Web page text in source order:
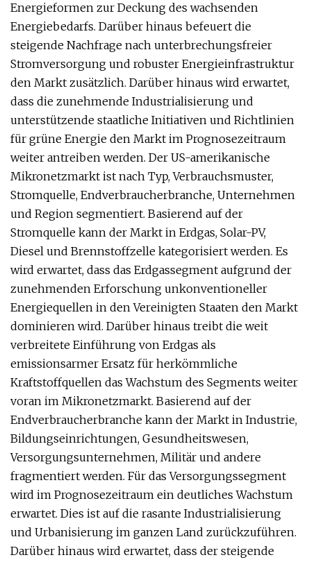
Energieformen zur Deckung des wachsenden
Energiebedarfs. Darüber hinaus befeuert die
steigende Nachfrage nach unterbrechungsfreier
Stromversorgung und robuster Energieinfrastruktur
den Markt zusätzlich. Darüber hinaus wird erwartet,
dass die zunehmende Industrialisierung und
unterstützende staatliche Initiativen und Richtlinien
für grüne Energie den Markt im Prognosezeitraum
weiter antreiben werden. Der US-amerikanische
Mikronetzmarkt ist nach Typ, Verbrauchsmuster,
Stromquelle, Endverbraucherbranche, Unternehmen
und Region segmentiert. Basierend auf der
Stromquelle kann der Markt in Erdgas, Solar-PV,
Diesel und Brennstoffzelle kategorisiert werden. Es
wird erwartet, dass das Erdgassegment aufgrund der
zunehmenden Erforschung unkonventioneller
Energiequellen in den Vereinigten Staaten den Markt
dominieren wird. Darüber hinaus treibt die weit
verbreitete Einführung von Erdgas als
emissionsarmer Ersatz für herkömmliche
Kraftstoffquellen das Wachstum des Segments weiter
voran im Mikronetzmarkt. Basierend auf der
Endverbraucherbranche kann der Markt in Industrie,
Bildungseinrichtungen, Gesundheitswesen,
Versorgungsunternehmen, Militär und andere
fragmentiert werden. Für das Versorgungssegment
wird im Prognosezeitraum ein deutliches Wachstum
erwartet. Dies ist auf die rasante Industrialisierung
und Urbanisierung im ganzen Land zurückzuführen.
Darüber hinaus wird erwartet, dass der steigende